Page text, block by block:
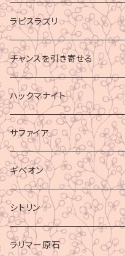
ラピスラズリ
チャンスを引き寄せる
ハックマナイト
サファイア
ギベオン
シトリン
ラリマー原石